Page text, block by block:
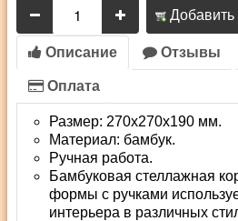
Добавить
Описание Отзывы
Оплата
Размер: 270х270х190 мм.
Материал: бамбук.
Ручная работа.
Бамбуковая стеллажная
формы с ручками
интерьера в различных